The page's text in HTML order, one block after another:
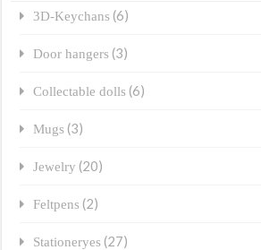
3D-Keychans (6)
Door hangers (3)
Collectable dolls (6)
Mugs (3)
Jewelry (20)
Feltpens (2)
Stationeryes (27)